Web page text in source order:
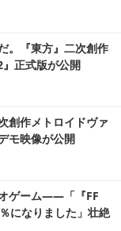
。『東方』二次創作
』正式版が公開
創作メトロイドヴァ
モ映像が公開
ゲーム――「『FF
になりました」壮絶